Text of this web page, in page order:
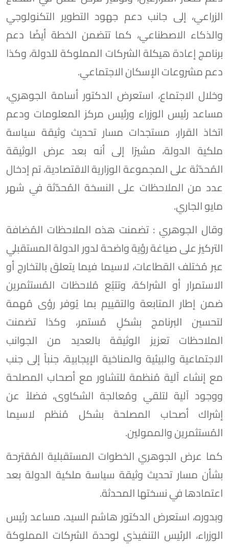
الزراعي، إلى جانب دعم جهود التطوير التكنولوجي
والذكاء الاصطناعي، كما تتضمن الخطة أيضًا دعم
برنامج إعادة هيكلة الشركات المملوكة للدولة، وكذا
دعم مشروعات الإسكان الاجتماعي.
وخلال الاجتماع، استعرض الدكتور أسامة الجوهري،
مساعد رئيس الوزراء ورئيس مركز المعلومات ودعم
اتخاذ القرار، مستجدات مسار تحديث وثيقة سياسة
ملكية الدولة، مشيرًا إلى أنه بعد عرض الوثيقة
المُحدّثة على المجموعة الوزارية الاقتصادية، تم إدخال
عدد من الملاحظات على النسخة المُحدّثة في شهر
مايو الجاري.
وقال الجوهري : تضمنت هذه الملاحظات المُضافة
التركيز على صياغة رؤية واضحة لدور الدولة المستقبلي
عبر مُختلف القطاعات، لاسيما فيما يتعلق بالتخارج أو
الاستمرار أو الشراكة، وتتبُع مُلاحظات المُستثمرين
ضمن إطار المتابعة والتقييم بما يُوفر رؤى مُهمة
لتحسين البرنامج بشكلٍ مُستمر، وكذا تضمنت
الملاحظات تعزيز الوثيقة بالعديد من الجوانب
الاجتماعية والبيئية والمناخية الإيجابية، جنباً إلى جنب
مع إنشاء آلية مُنظمة للتشاور مع أصحاب المصلحة
ووجود آلية لتلقي ومُعالجة الشكاوى، فضلاً عن
إشراك أصحاب المصلحة بشكل مُنظم لاسيما
المُستثمرين والممولين.
كما عرض الجوهري الخطوات المستقبلية المُقترحة
بشأن مسار تحديث وثيقة سياسة ملكية الدولة بعد
اعتمادها في نسختها المحدثة.
وبدوره، استعرض الدكتور هاشم السيد، مساعد رئيس
الوزراء، الرئيس التنفيذي لوحدة الشركات المملوكة